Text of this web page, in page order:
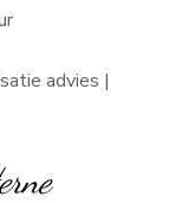
advies |